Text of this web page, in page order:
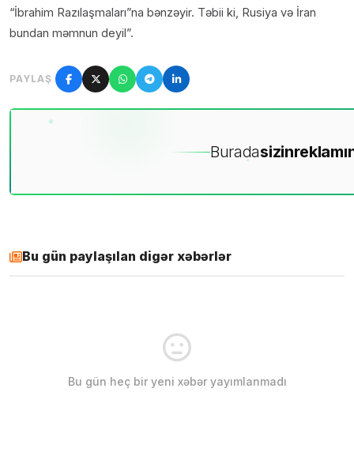
“İbrahim Razılaşmaları”na bənzəyir. Təbii ki, Rusiya və İran
bundan məmnun deyil”.
PAYLAŞ
Buradasizin
Bu gün paylaşılan digər xəbərlər
Bu gün heç bir yeni xəbər yayımlanmadı